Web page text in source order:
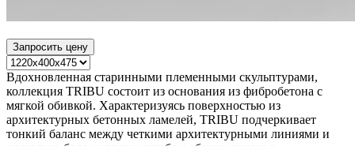
Запросить цену
Вдохновленная старинными племенными скульптурами,
коллекция TRIBU состоит из основания из фибробетона с
мягкой обивкой. Характеризуясь поверхностью из
архитектурных бетонных ламелей, TRIBU подчеркивает
тонкий баланс между четкими архитектурными линиями и